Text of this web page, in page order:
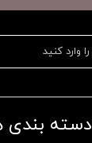
دسته بندی